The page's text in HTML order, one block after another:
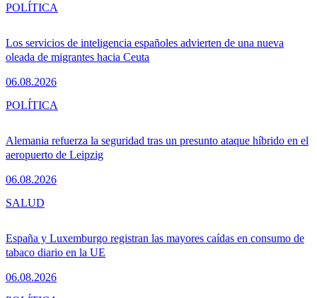
Los servicios de inteligencia españoles advierten de una nueva
oleada de migrantes hacia Ceuta
06.08.2026
POLÍTICA
Alemania refuerza la seguridad tras un presunto ataque híbrido en el
aeropuerto de Leipzig
06.08.2026
POLÍTICA
España y Luxemburgo registran las mayores caídas en consumo de
tabaco diario en la UE
06.08.2026
SALUD